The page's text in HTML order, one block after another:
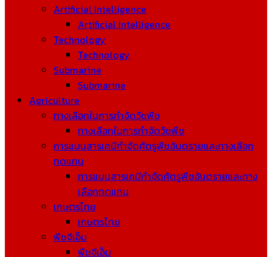
Artificial Intelligence
Artificial Intelligence
Technology
Technology
Submarine
Submarine
Agriculture
ทางเลือกในการกำจัดวัชพืช
ทางเลือกในการกำจัดวัชพืช
การแบนสารเคมีกำจัดศัตรูพืชอันตรายและทางเลือก
ทดแทน
การแบนสารเคมีกำจัดศัตรูพืชอันตรายและทาง
เลือกทดแทน
เกษตรไทย
เกษตรไทย
พืชจีเอ็ม
พืชจีเอ็ม